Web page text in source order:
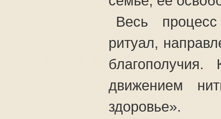
Весь
ритуал,
движением
здоровье».